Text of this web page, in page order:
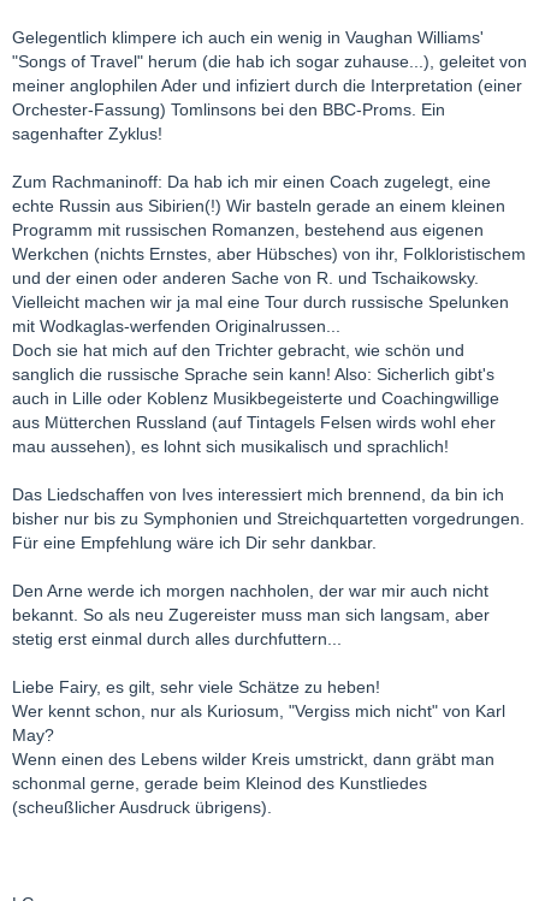
Gelegentlich klimpere ich auch ein wenig in Vaughan Williams'
"Songs of Travel" herum (die hab ich sogar zuhause...), geleitet von
meiner anglophilen Ader und infiziert durch die Interpretation (einer
Orchester-Fassung) Tomlinsons bei den BBC-Proms. Ein
sagenhafter Zyklus!
Zum Rachmaninoff: Da hab ich mir einen Coach zugelegt, eine
echte Russin aus Sibirien(!) Wir basteln gerade an einem kleinen
Programm mit russischen Romanzen, bestehend aus eigenen
Werkchen (nichts Ernstes, aber Hübsches) von ihr, Folkloristischem
und der einen oder anderen Sache von R. und Tschaikowsky.
Vielleicht machen wir ja mal eine Tour durch russische Spelunken
mit Wodkaglas-werfenden Originalrussen...
Doch sie hat mich auf den Trichter gebracht, wie schön und
sanglich die russische Sprache sein kann! Also: Sicherlich gibt's
auch in Lille oder Koblenz Musikbegeisterte und Coachingwillige
aus Mütterchen Russland (auf Tintagels Felsen wirds wohl eher
mau aussehen), es lohnt sich musikalisch und sprachlich!
Das Liedschaffen von Ives interessiert mich brennend, da bin ich
bisher nur bis zu Symphonien und Streichquartetten vorgedrungen.
Für eine Empfehlung wäre ich Dir sehr dankbar.
Den Arne werde ich morgen nachholen, der war mir auch nicht
bekannt. So als neu Zugereister muss man sich langsam, aber
stetig erst einmal durch alles durchfuttern...
Liebe Fairy, es gilt, sehr viele Schätze zu heben!
Wer kennt schon, nur als Kuriosum, "Vergiss mich nicht" von Karl
May?
Wenn einen des Lebens wilder Kreis umstrickt, dann gräbt man
schonmal gerne, gerade beim Kleinod des Kunstliedes
(scheußlicher Ausdruck übrigens).